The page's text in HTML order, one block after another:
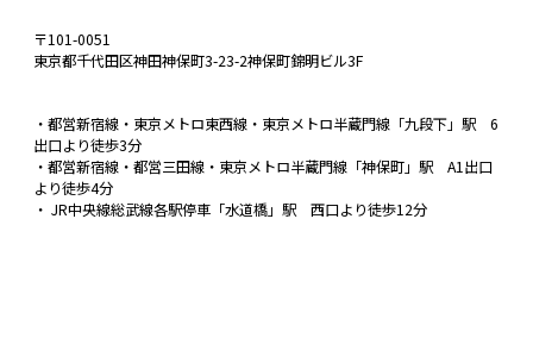
〒101-0051
東京都千代田区神田神保町3-23-2神保町錦明ビル3F
・都営新宿線・東京メトロ東西線・東京メトロ半蔵門線「九段下」駅 6
出口より徒歩3分
・都営新宿線・都営三田線・東京メトロ半蔵門線「神保町」駅 A1出口
より徒歩4分
・ JR中央線総武線各駅停車「水道橋」駅 西口より徒歩12分